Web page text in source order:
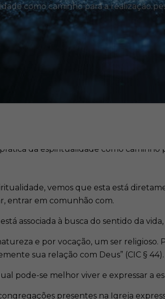
como caminho para a realização
vemos que esta está
entrar em comunhão com.
associada à busca do sentido da
e por vocação, um ser
sua relação com Deus” (CIC § 44).
pode-se melhor viver e expressar a
presentes na Igreja